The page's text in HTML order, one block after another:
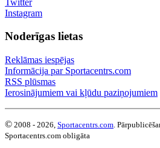
Instagram
Noderīgas lietas
Reklāmas iespējas
Informācija par Sportacentrs.com
RSS plūsmas
Ierosinājumiem vai kļūdu paziņojumiem
© 2008 - 2026, Sportacentrs.com.
Sportacentrs.com obligāta